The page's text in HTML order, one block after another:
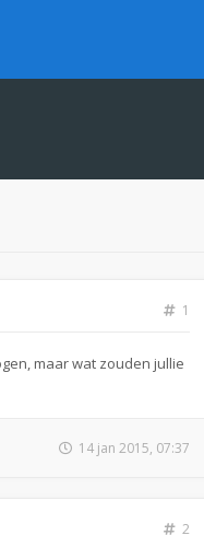
1
maar wat zouden jullie
14 jan 2015, 07:37
2